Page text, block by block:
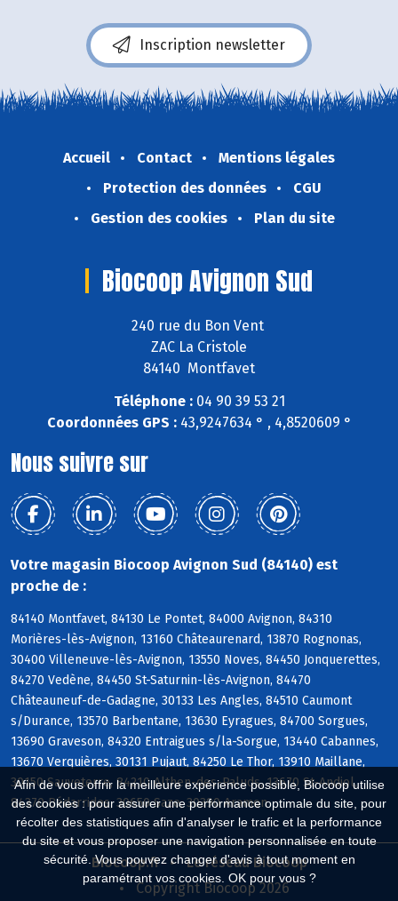
Afin de vous offrir la meilleure expérience possible, Biocoop utilise
des cookies : pour assurer une performance optimale du site, pour
récolter des statistiques afin d'analyser le trafic et la performance
du site et vous proposer une navigation personnalisée en toute
sécurité. Vous pouvez changer d'avis à tout moment en
paramétrant vos cookies. OK pour vous ?
Inscription newsletter
Accueil Contact
Mentions légales
Protection des données
CGU
Gestion des cookies
Plan du site
Biocoop Avignon Sud
240 rue du Bon Vent
ZAC La Cristole
84140 Montfavet
Téléphone :04 90 39 53 21
Coordonnées GPS :43,9247634 ° , 4,8520609 °
Nous suivre sur
Votre magasin Biocoop Avignon Sud (84140) est
proche de :
84140 Montfavet, 84130 Le Pontet, 84000 Avignon, 84310
Morières-lès-Avignon, 13160 Châteaurenard, 13870 Rognonas,
30400 Villeneuve-lès-Avignon, 13550 Noves, 84450 Jonquerettes,
84270 Vedène, 84450 St-Saturnin-lès-Avignon, 84470
Châteauneuf-de-Gadagne, 30133 Les Angles, 84510 Caumont
s/Durance, 13570 Barbentane, 13630 Eyragues, 84700 Sorgues,
13690 Graveson, 84320 Entraigues s/la-Sorgue, 13440 Cabannes,
13670 Verquières, 30131 Pujaut, 84250 Le Thor, 13910 Maillane,
30150 Sauveterre, 84210 Althen-des-Paluds, 13670 St-Andiol,
84370 Bédarrides, 30650 Saze, 30390 Aramon
Biocoop.fr
Le réseau Biocoop
Copyright Biocoop 2026